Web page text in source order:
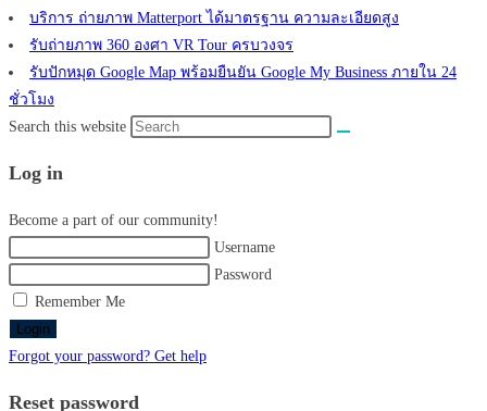
บริการ ถ่ายภาพ Matterport ได้มาตรฐาน ความละเอียดสูง
รับถ่ายภาพ 360 องศา VR Tour ครบวงจร
รับปักหมุด Google Map พร้อมยืนยัน Google My Business ภายใน 24
ชั่วโมง
Search this website
Log in
Become a part of our community!
Username
Password
Remember Me
Login
Forgot your password? Get help
Reset password